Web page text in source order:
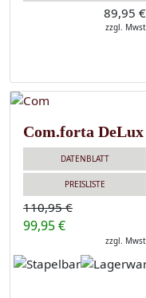
89,95 €
zzgl. Mwst
Com.forta DeLux
DATENBLATT
PREISLISTE
110,95 €
99,95 €
zzgl. Mwst